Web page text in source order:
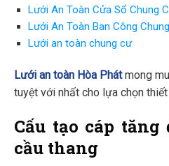
Lưới An Toàn Cửa Sổ Chung
Lưới An Toàn Ban Công
Lưới an toàn chung cư
Lưới an toàn Hòa Phátmong
tuyệt với nhất cho lựa chọn
Cấu tạo cáp
cầu thang